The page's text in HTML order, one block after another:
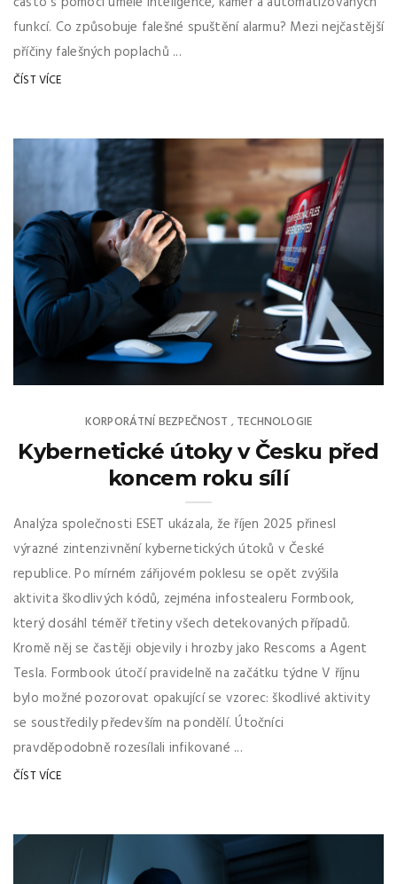
funkcí. Co způsobuje falešné spuštění alarmu? Mezi nejčastější
příčiny falešných poplachů ...
ČÍST VÍCE
KORPORÁTNÍ BEZPEČNOST , TECHNOLOGIE
Kybernetické útoky v Česku před
koncem roku sílí
Analýza společnosti ESET ukázala, že říjen 2025 přinesl
výrazné zintenzivnění kybernetických útoků v České
republice. Po mírném zářijovém poklesu se opět zvýšila
aktivita škodlivých kódů, zejména infostealeru Formbook,
který dosáhl téměř třetiny všech detekovaných případů.
Kromě něj se častěji objevily i hrozby jako Rescoms a Agent
Tesla. Formbook útočí pravidelně na začátku týdne V říjnu
bylo možné pozorovat opakující se vzorec: škodlivé aktivity
se soustředily především na pondělí. Útočníci
pravděpodobně rozesílali infikované ...
ČÍST VÍCE